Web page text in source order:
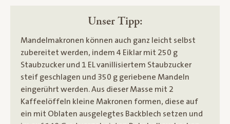
Unser Tipp:
Mandelmakronen können auch ganz leicht selbst
zubereitet werden, indem 4 Eiklar mit 250 g
Staubzucker und 1 EL vanillisiertem Staubzucker
steif geschlagen und 350 g geriebene Mandeln
eingerührt werden. Aus dieser Masse mit 2
Kaffeelöffeln kleine Makronen formen, diese auf
ein mit Oblaten ausgelegtes Backblech setzen und